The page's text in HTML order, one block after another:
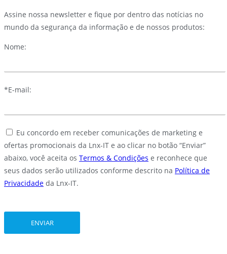
Assine nossa newsletter e fique por dentro das notícias no
mundo da segurança da informação e de nossos produtos:
Nome:
*E-mail:
Eu concordo em receber comunicações de marketing e
ofertas promocionais da Lnx-IT e ao clicar no botão “Enviar”
abaixo, você aceita os Termos & Condições e reconhece que
seus dados serão utilizados conforme descrito na Política de
Privacidade da Lnx-IT.